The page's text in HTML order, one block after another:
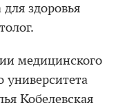
здоровья
медицинского
университета
Кобелевская